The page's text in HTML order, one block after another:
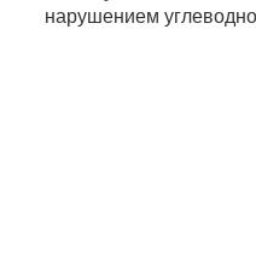
нарушением